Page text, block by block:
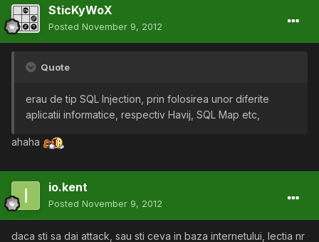
SticKyWoX
Posted November 9, 2012
Quote
erau de tip SQL Injection, prin folosirea unor diferite
aplicatii informatice, respectiv Havij, SQL Map etc,
ahaha
io.kent
Posted November 9, 2012
daca sti sa dai attack, sau sti ceva in baza internetului, lectia nr